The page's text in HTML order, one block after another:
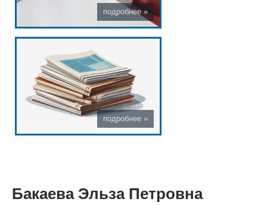
Бакаева Эльза Петровна